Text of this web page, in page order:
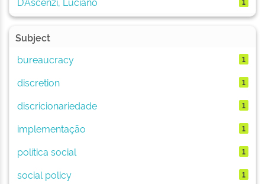
Subject
bureaucracy
1
discretion 1
discricionariedade 1
implementação 1
política social 1
social policy 1